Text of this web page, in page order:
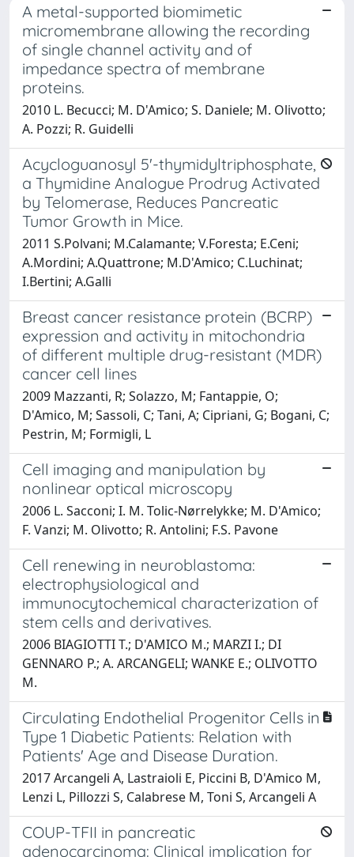
A metal-supported biomimetic
micromembrane allowing the recording
of single channel activity and of
impedance spectra of membrane
proteins.
2010 L. Becucci; M. D'Amico; S. Daniele; M. Olivotto;
A. Pozzi; R. Guidelli
Acycloguanosyl 5'-thymidyltriphosphate,
a Thymidine Analogue Prodrug Activated
by Telomerase, Reduces Pancreatic
Tumor Growth in Mice.
2011 S.Polvani; M.Calamante; V.Foresta; E.Ceni;
A.Mordini; A.Quattrone; M.D'Amico; C.Luchinat;
I.Bertini; A.Galli
Breast cancer resistance protein (BCRP)
expression and activity in mitochondria
of different multiple drug-resistant (MDR)
cancer cell lines
2009 Mazzanti, R; Solazzo, M; Fantappie, O;
D'Amico, M; Sassoli, C; Tani, A; Cipriani, G; Bogani, C;
Pestrin, M; Formigli, L
Cell imaging and manipulation by
nonlinear optical microscopy
2006 L. Sacconi; I. M. Tolic-Nørrelykke; M. D'Amico;
F. Vanzi; M. Olivotto; R. Antolini; F.S. Pavone
Cell renewing in neuroblastoma:
electrophysiological and
immunocytochemical characterization of
stem cells and derivatives.
2006 BIAGIOTTI T.; D'AMICO M.; MARZI I.; DI
GENNARO P.; A. ARCANGELI; WANKE E.; OLIVOTTO
M.
Circulating Endothelial Progenitor Cells in
Type 1 Diabetic Patients: Relation with
Patients' Age and Disease Duration.
2017 Arcangeli A, Lastraioli E, Piccini B, D'Amico M,
Lenzi L, Pillozzi S, Calabrese M, Toni S, Arcangeli A
COUP-TFII in pancreatic
adenocarcinoma: Clinical implication for